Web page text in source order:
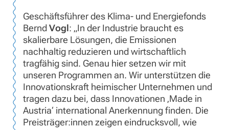
Geschäftsführer des Klima- und Energiefonds
BerndVogl: „In der Industrie braucht es
skalierbare Lösungen, die Emissionen
nachhaltig reduzieren und wirtschaftlich
tragfähig sind. Genau hier setzen wir mit
unseren Programmen an. Wir unterstützen die
Innovationskraft heimischer Unternehmen und
tragen dazu bei, dass Innovationen ‚Made in
Austria‘ international Anerkennung finden. Die
Preisträger:innen zeigen eindrucksvoll, wie